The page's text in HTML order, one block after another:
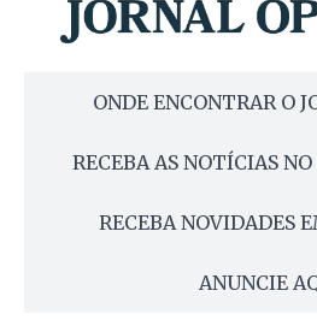
ONDE ENCONTRAR O
RECEBA AS NOTÍCIAS
RECEBA NOVIDADES
ANUNCIE